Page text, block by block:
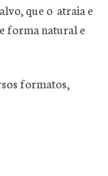
que o atraia e
forma natural e
formatos,